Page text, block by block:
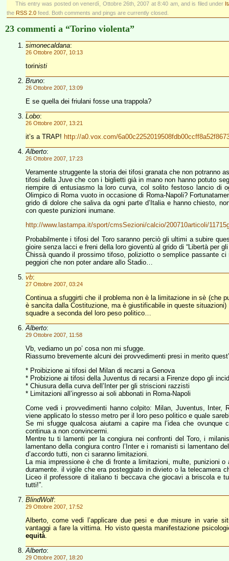
This entry was posted on venerdì, Ottobre 26th, 2007 at 8:40 am, and is filed under
the RSS 2.0 feed. Both comments and pings are currently closed.
23 commenti a “Torino violenta”
simonecaldana:
26 Ottobre 2007, 10:13
torinisti
Bruno:
26 Ottobre 2007, 13:09
E se quella dei friulani fosse una trappola?
Lobo:
26 Ottobre 2007, 13:21
it’s a TRAP! http://a0.vox.com/
Alberto:
26 Ottobre 2007, 17:23
Veramente struggente la storia dei tifosi granata che non potranno
tifosi della Juve che con i biglietti già in mano non hanno potuto
riempire di entusiasmo la loro curva, col solito festoso lancio di
Olimpico di Roma vuoto in occasione di Roma-Napoli?
grido di dolore che saliva da ogni parte d’Italia e hanno chiesto,
con queste punizioni inumane.
http://www.lastampa.it/sport/cmsSezioni/calcio/200710articoli/
Probabilmente i tifosi del Toro saranno perciò gli ultimi a subire
gioire senza lacci e freni della loro gioventù al grido di “Libertà per gli
Chissà quando il prossimo tifoso, poliziotto o semplice passante
peggiori che non poter andare allo Stadio…
vb:
27 Ottobre 2007, 03:24
Continua a sfuggirti che il problema non è la limitazione in sè (che
è sancita dalla Costituzione, ma è giustificabile in queste
squadre a seconda del loro peso politico…
Alberto:
29 Ottobre 2007, 11:58
Vb, vediamo un po’ cosa non mi sfugge.
Riassumo brevemente alcuni dei provvedimenti presi in merito
* Proibizione ai tifosi del Milan di recarsi a Genova
* Probizione ai tifosi della Juventus di recarsi a Firenze dopo gli
* Chiusura della curva dell’Inter per gli striscioni razzisti
* Limitazioni all’ingresso ai soli abbonati in Roma-Napoli
Come vedi i provvedimenti hanno colpito: Milan, Juventus, Inter,
viene applicato lo stesso metro per il loro peso politico e quale
Se mi sfugge qualcosa aiutami a capire ma l’idea che ovunque
continua a non convincermi.
Mentre tu ti lamenti per la congiura nei confronti del Toro, i
lamentano della congiura contro l’Inter e i romanisti si lamentano
d’accordo tutti, non ci saranno limitazioni.
La mia impressione è che di fronte a limitazioni, multe, punizioni
duramente. il vigile che era posteggiato in divieto o la telecamera
Liceo il professore di italiano ti beccava che giocavi a briscola e
tutti!”.
BlindWolf:
29 Ottobre 2007, 17:52
Alberto, come vedi l’applicare due pesi e due misure in varie
vantaggi a fare la vittima. Ho visto questa manifestazione
equità.
Alberto:
29 Ottobre 2007, 18:20